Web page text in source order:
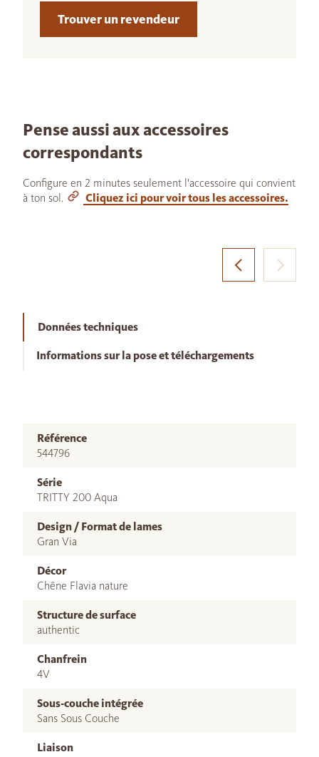
Trouver un revendeur
Pense aussi aux accessoires
correspondants
Configure en 2 minutes seulement l'accessoire qui convient
à ton sol.
Cliquez ici pour voir tous les accessoires.
Données techniques
Informations sur la pose et téléchargements
Référence
544796
Série
TRITTY 200 Aqua
Design / Format de lames
Gran Via
Décor
Chêne Flavia nature
Structure de surface
authentic
Chanfrein
4V
Sous-couche intégrée
Sans Sous Couche
Liaison